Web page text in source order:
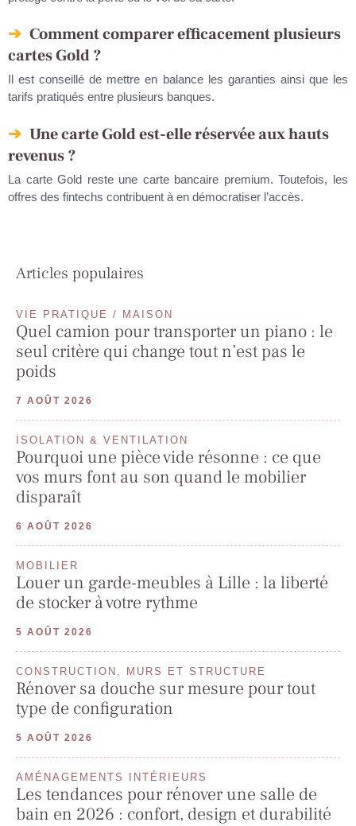
Comment comparer efficacement plusieurs
cartes Gold ?
Il est conseillé de mettre en balance les garanties ainsi que les
tarifs pratiqués entre plusieurs banques.
Une carte Gold est-elle réservée aux hauts
revenus ?
La carte Gold reste une carte bancaire premium. Toutefois, les
offres des fintechs contribuent à en démocratiser l’accès.
Articles populaires
VIE PRATIQUE / MAISON
Quel camion pour transporter un piano : le
seul critère qui change tout n’est pas le
poids
7 AOÛT 2026
ISOLATION & VENTILATION
Pourquoi une pièce vide résonne : ce que
vos murs font au son quand le mobilier
disparaît
6 AOÛT 2026
MOBILIER
Louer un garde-meubles à Lille : la liberté
de stocker à votre rythme
5 AOÛT 2026
CONSTRUCTION, MURS ET STRUCTURE
Rénover sa douche sur mesure pour tout
type de configuration
5 AOÛT 2026
AMÉNAGEMENTS INTÉRIEURS
Les tendances pour rénover une salle de
bain en 2026 : confort, design et durabilité